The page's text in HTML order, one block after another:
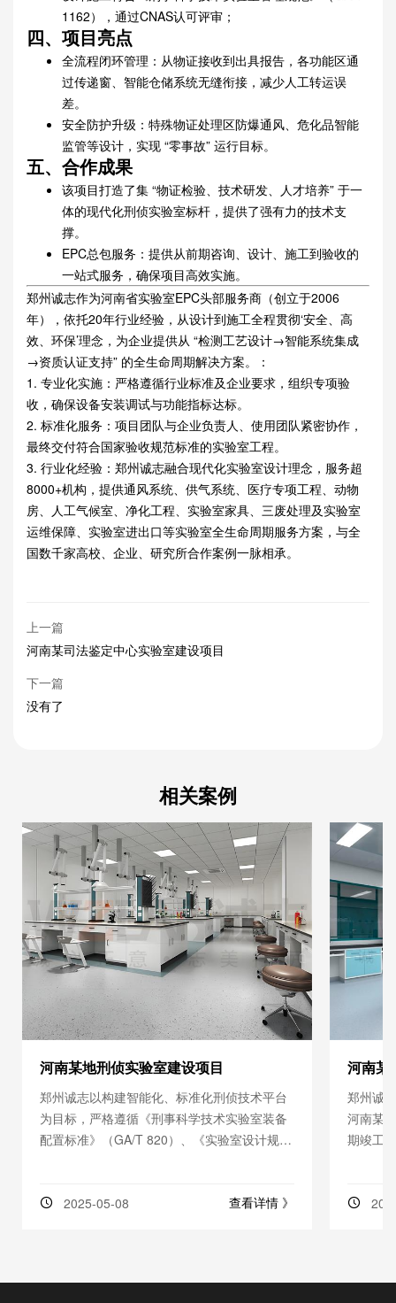
1162），通过CNAS认可评审；
四、项目亮点
全流程闭环管理：从物证接收到出具报告，各功能区通
过传递窗、智能仓储系统无缝衔接，减少人工转运误
差。
安全防护升级：特殊物证处理区防爆通风、危化品智能
监管等设计，实现 “零事故” 运行目标。
五、合作成果
该项目打造了集 “物证检验、技术研发、人才培养” 于一
体的现代化刑侦实验室标杆，提供了强有力的技术支
撑。
EPC总包服务：提供从前期咨询、设计、施工到验收的
一站式服务，确保项目高效实施。
郑州诚志作为河南省实验室EPC头部服务商（创立于2006
年），依托20年行业经验，从设计到施工全程贯彻‘安全、高
效、环保’理念，为企业提供从 “检测工艺设计→智能系统集成
→资质认证支持” 的全生命周期解决方案。：
1. 专业化实施：严格遵循行业标准及企业要求，组织专项验
收，确保设备安装调试与功能指标达标。
2. 标准化服务：项目团队与企业负责人、使用团队紧密协作，
最终交付符合国家验收规范标准的实验室工程。
3. 行业化经验：郑州诚志融合现代化实验室设计理念，服务超
8000+机构，提供通风系统、供气系统、医疗专项工程、动物
房、人工气候室、净化工程、实验室家具、三废处理及实验室
运维保障、实验室进出口等实验室全生命周期服务方案，与全
国数千家高校、企业、研究所合作案例一脉相承。
上一篇
河南某司法鉴定中心实验室建设项目
下一篇
没有了
相关案例
河南某地刑侦实验室建设项目
郑州诚志以构建智能化、标准化刑侦技术平台
为目标，严格遵循《刑事科学技术实验室装备
配置标准》（GA/T 820）、《实验室设计规
2025-05-08
查看详情 》
河南某
郑州诚
河南某
期竣工